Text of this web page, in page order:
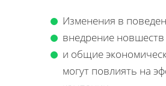
Изменения в
внедрение
и общие
могут повлиять на